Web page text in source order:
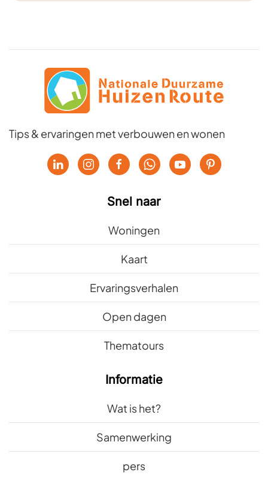
Tips & ervaringen met verbouwen en wonen
Snel naar
Woningen
Kaart
Ervaringsverhalen
Open dagen
Thematours
Informatie
Wat is het?
Samenwerking
pers